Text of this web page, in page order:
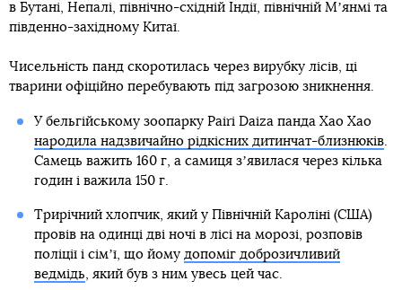
в Бутані, Непалі, північно-східній Індії, північній Мʼянмі та
південно-західному Китаї.
Чисельність панд скоротилась через вирубку лісів, ці
тварини офіційно перебувають під загрозою зникнення.
У бельгійському зоопарку Pairi Daiza панда Хао Хао
народила надзвичайно рідкісних дитинчат-близнюків.
Самець важить 160 г, а самиця зʼявилася через кілька
годин і важила 150 г.
Трирічний хлопчик, який у Північній Кароліні (США)
провів на одинці дві ночі в лісі на морозі, розповів
поліції і сімʼї, що йому допоміг доброзичливий
ведмідь, який був з ним увесь цей час.